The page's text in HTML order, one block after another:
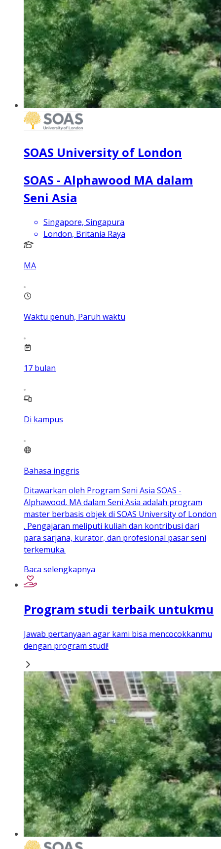
SOAS University of London
SOAS - Alphawood MA dalam
Seni Asia
Singapore, Singapura
London, Britania Raya
MA
Waktu penuh, Paruh waktu
17 bulan
Di kampus
Bahasa inggris
Ditawarkan oleh Program Seni Asia SOAS -
Alphawood, MA dalam Seni Asia adalah program
master berbasis objek di SOAS University of London
. Pengajaran meliputi kuliah dan kontribusi dari
para sarjana, kurator, dan profesional pasar seni
terkemuka.
Baca selengkapnya
Program studi terbaik untukmu
Jawab pertanyaan agar kami bisa mencocokkanmu
dengan program studi!